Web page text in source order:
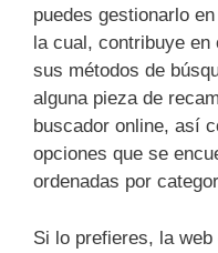
puedes gestionarlo
la cual, contribuye
sus métodos de
alguna pieza de
buscador online, así
opciones que se
ordenadas por
Si lo prefieres, la